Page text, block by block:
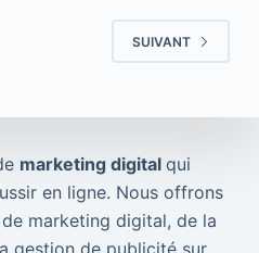
SUIVANT
marketing digital qui
en ligne. Nous offrons
marketing digital, de la